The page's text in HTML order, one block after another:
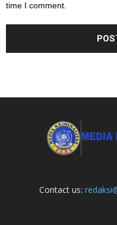
time I comment.
Contact us: